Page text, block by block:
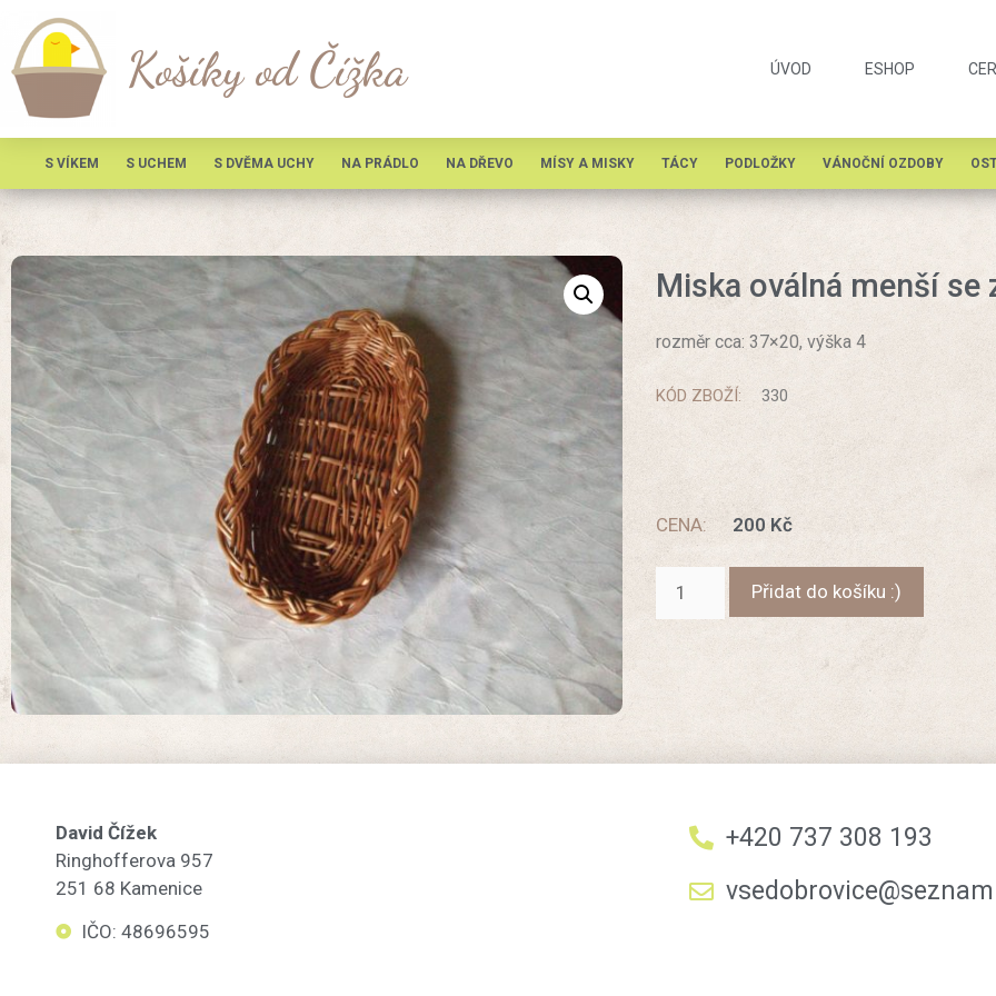
Košíky od Čížka ÚVOD ESHOP
S VÍKEM S UCHEM S DVĚMA UCHY NA PRÁDLO NA DŘEVO MÍSY A MISKY TÁCY PODLOŽKY VÁNOČNÍ OZDOBY
Miska oválná menší
rozměr cca: 37×20, výška 4
KÓD ZBOŽÍ: 330
CENA: 200 Kč
Přidat do košíku :)
David Čížek
Ringhofferova 957
251 68 Kamenice
IČO: 48696595
+420 737 308 193